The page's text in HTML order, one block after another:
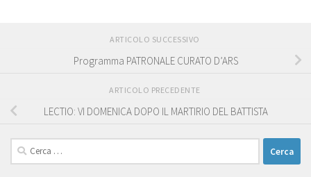
ARTICOLO SUCCESSIVO
Programma PATRONALE CURATO D’ARS
ARTICOLO PRECEDENTE
LECTIO: VI DOMENICA DOPO IL MARTIRIO DEL BATTISTA
Ricerca
per: